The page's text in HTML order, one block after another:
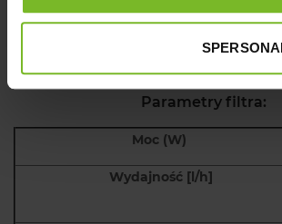
Produkt zawiera drobne lub ruchome
Parametry filtra:
Moc (W)
Wydajność [l/h]